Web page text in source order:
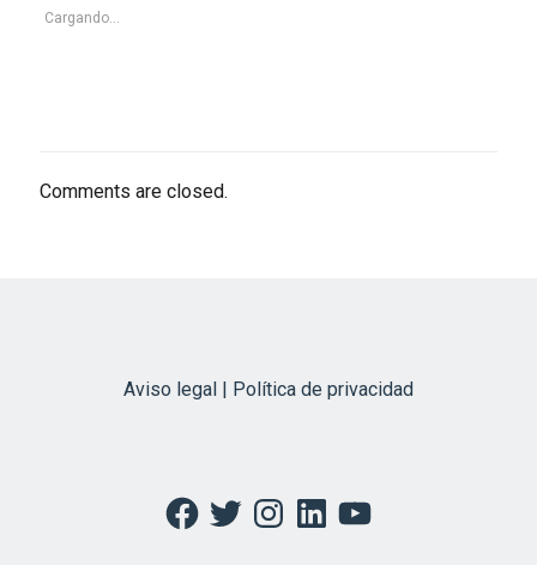
Cargando...
Comments are closed.
Aviso legal | Política de privacidad
Facebook
TwitterInstagramLinkedInYouTube